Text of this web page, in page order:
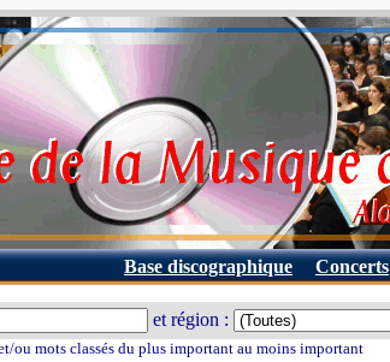
Base discographique Concerts
et région :
ou mots classés du plus important au moins important